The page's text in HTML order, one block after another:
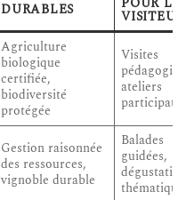
DURABLES
Agriculture
biologique
certifiée,
biodiversité
protégée
Visites
ateliers
Gestion raisonnée
des ressources,
vignoble durable
Balades
guidées,